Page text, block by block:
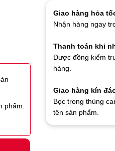
phẩm.
Giao hàng hỏa
Nhận hàng ngay
Thanh toán khi
Được đồng kiểm
hàng.
Giao hàng kín
Bọc trong thùng
tên sản phẩm.